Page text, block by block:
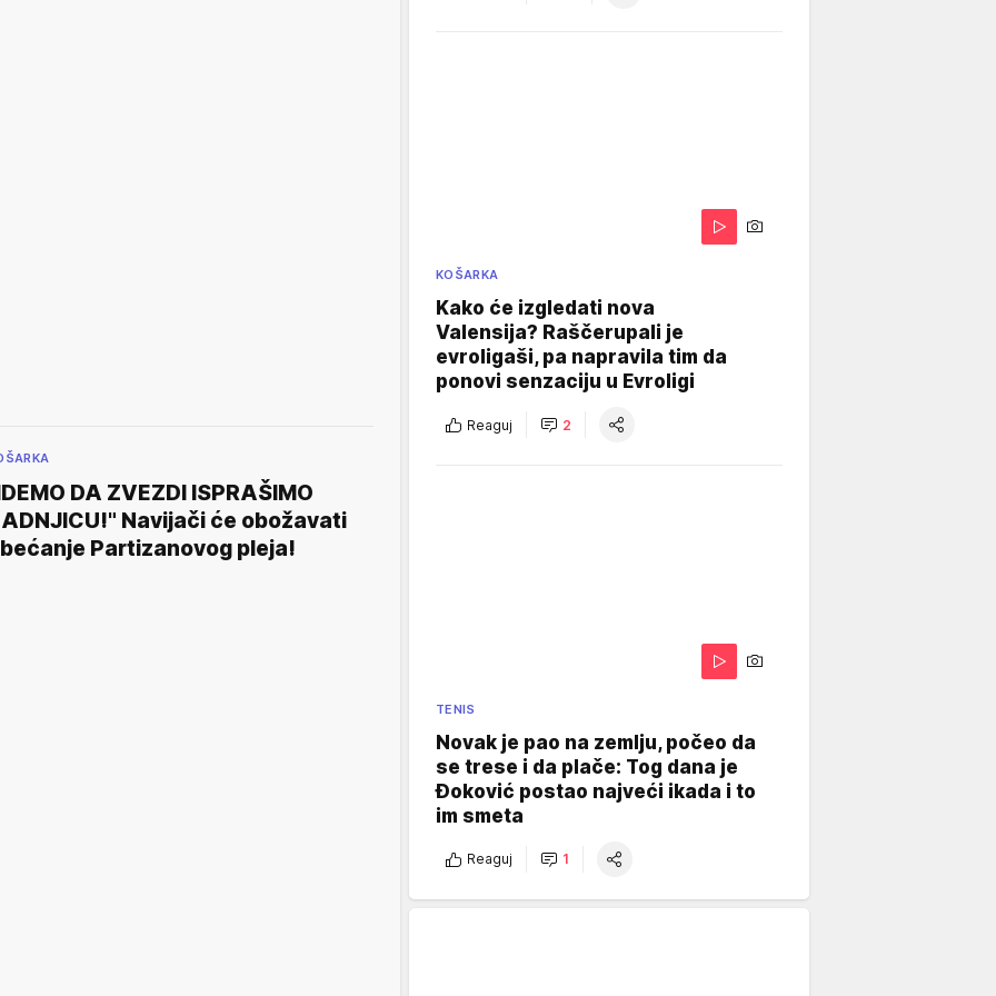
DA ZVEZDI ISPRAŠIMO
Navijači će obožavati
Partizanovog pleja!
KOŠARKA
Kako će izgledati nova
Valensija? Raščerupali je
evroligaši, pa napravila tim da
ponovi senzaciju u Evroligi
Reaguj 2
TENIS
Novak je pao na zemlju, počeo da
se trese i da plače: Tog dana je
Đoković postao najveći ikada i to
im smeta
Reaguj 1